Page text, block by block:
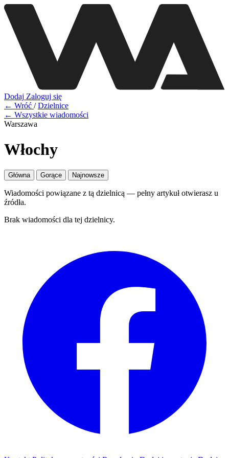
Dodaj Zaloguj się
← Wróć / Dzielnice
← Wszystkie wiadomości
Warszawa
Włochy
Główna Gorące Najnowsze
Wiadomości powiązane z tą dzielnicą — pełny artykuł otwierasz u
źródła.
Brak wiadomości dla tej dzielnicy.